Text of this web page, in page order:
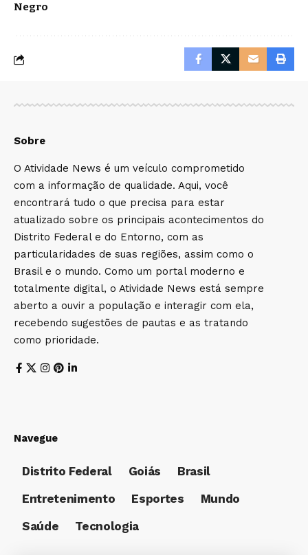
Negro
Sobre
O Atividade News é um veículo comprometido
com a informação de qualidade. Aqui, você
encontrará tudo o que precisa para estar
atualizado sobre os principais acontecimentos do
Distrito Federal e do Entorno, com as
particularidades de suas regiões, assim como o
Brasil e o mundo. Como um portal moderno e
totalmente digital, o Atividade News está sempre
aberto a ouvir a população e interagir com ela,
recebendo sugestões de pautas e as tratando
como prioridade.
Navegue
Distrito Federal Goiás
Brasil
Entretenimento
Esportes
Mundo
Saúde
Tecnologia